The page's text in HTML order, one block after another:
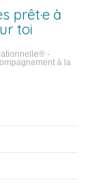
prêt·e à
toi
-
à la